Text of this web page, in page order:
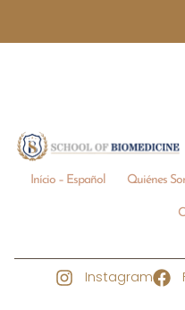
Início – Español Quiénes
Instagram